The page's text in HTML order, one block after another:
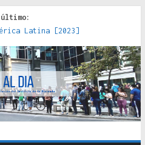
Latina [2023]
de los Estados :
[2022]
el acero : hacia una teoría
[2020]
adecuada [2019]
del Seguro Obrero en
[2014]